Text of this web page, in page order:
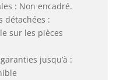
: Non encadré.
détachées :
sur les pièces
jusqu’à :